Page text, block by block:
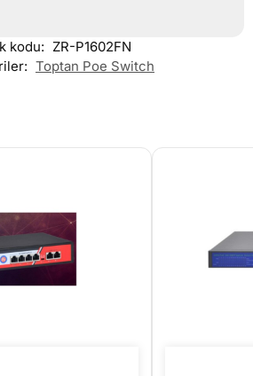
kodu: ZR-P1602FN
Toptan Poe Switch